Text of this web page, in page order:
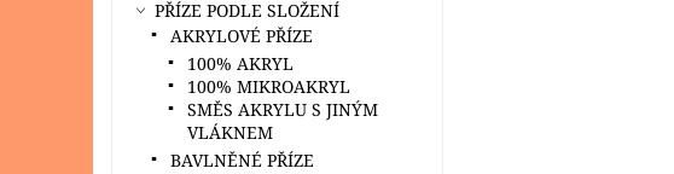
PŘÍZE PODLE SLOŽENÍ
AKRYLOVÉ PŘÍZE
100% AKRYL
100% MIKROAKRYL
SMĚS AKRYLU S JINÝM
VLÁKNEM
BAVLNĚNÉ PŘÍZE